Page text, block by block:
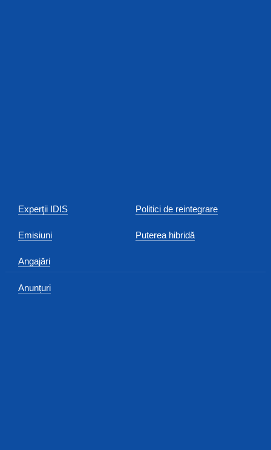
Experţii IDIS
Emisiuni
Angajări
Anunțuri
Politici de reintegrare
Puterea hibridă